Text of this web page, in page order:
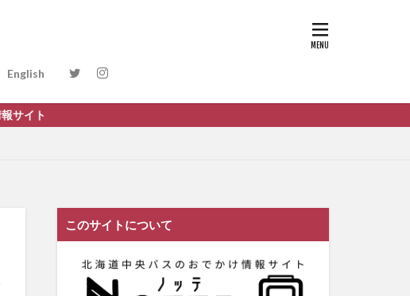
English
このサイトについて